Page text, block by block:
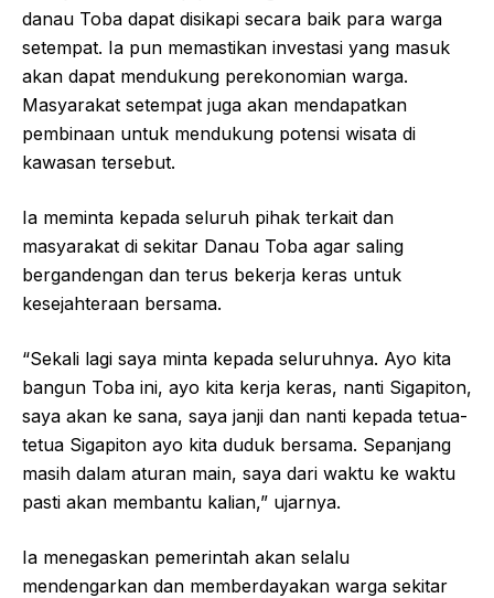
danau Toba dapat disikapi secara baik para warga
setempat. Ia pun memastikan investasi yang masuk
akan dapat mendukung perekonomian warga.
Masyarakat setempat juga akan mendapatkan
pembinaan untuk mendukung potensi wisata di
kawasan tersebut.
Ia meminta kepada seluruh pihak terkait dan
masyarakat di sekitar Danau Toba agar saling
bergandengan dan terus bekerja keras untuk
kesejahteraan bersama.
“Sekali lagi saya minta kepada seluruhnya. Ayo kita
bangun Toba ini, ayo kita kerja keras, nanti Sigapiton,
saya akan ke sana, saya janji dan nanti kepada tetua-
tetua Sigapiton ayo kita duduk bersama. Sepanjang
masih dalam aturan main, saya dari waktu ke waktu
pasti akan membantu kalian,” ujarnya.
Ia menegaskan pemerintah akan selalu
mendengarkan dan memberdayakan warga sekitar